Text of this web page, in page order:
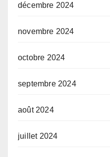
décembre 2024
novembre 2024
octobre 2024
septembre 2024
août 2024
juillet 2024